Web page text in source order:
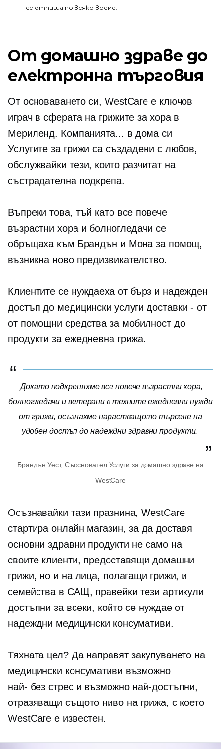
се отпиша по всяко време.
От домашно здраве до
електронна търговия
От основаването си, WestCare е ключов
играч в сферата на грижите за хора в
Мериленд. Компанията... в дома си
Услугите за грижи са създадени с любов,
обслужвайки тези, които разчитат на
състрадателна подкрепа.
Въпреки това, тъй като все повече
възрастни хора и болногледачи се
обръщаха към Брандън и Мона за помощ,
възникна ново предизвикателство.
Клиентите се нуждаеха от бърз и надежден
достъп до медицински услугидоставки - от
от помощни средства за мобилност до
продукти за ежедневна грижа.
Докато подкрепяхме все повече възрастни хора,
болногледачи и ветерани в техните ежедневни нужди
от грижи, осъзнахме нарастващото търсене на
удобен достъп до надеждни здравни продукти.
Брандън Уест, СъоснователУслуги за домашно здраве на
WestCare
Осъзнавайки тази празнина, WestCare
стартира онлайн магазин, за да доставя
основни здравни продукти не само на
своите клиенти, предоставящи домашни
грижи, но и на лица, полагащи грижи, и
семейства в САЩ, правейки тези артикули
достъпни за всеки, който се нуждае от
надеждни медицински консумативи.
Тяхната цел? Да направят закупуването на
медицински консумативи възможно
най- без стреси възможно най-достъпни,
отразяващи същото ниво на грижа, с което
WestCare е известен.